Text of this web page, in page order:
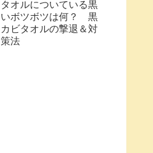
タオルについている黒
いボツボツは何？ 黒
カビタオルの撃退＆対
策法